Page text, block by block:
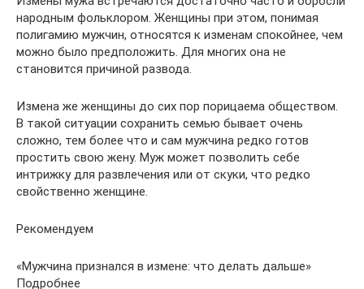
народным фольклором. Женщины при этом, понимая
полигамию мужчин, относятся к изменам спокойнее, чем
можно было предположить. Для многих она не
становится причиной развода.
Измена же женщины до сих пор порицаема обществом.
В такой ситуации сохранить семью бывает очень
сложно, тем более что и сам мужчина редко готов
простить свою жену. Муж может позволить себе
интрижку для развлечения или от скуки, что редко
свойственно женщине.
Рекомендуем
«Мужчина признался в измене: что делать дальше»
Подробнее